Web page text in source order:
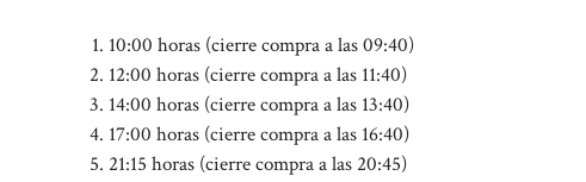
10:00 horas (cierre compra a las 09:40)
12:00 horas (cierre compra a las 11:40)
14:00 horas (cierre compra a las 13:40)
17:00 horas (cierre compra a las 16:40)
21:15 horas (cierre compra a las 20:45)